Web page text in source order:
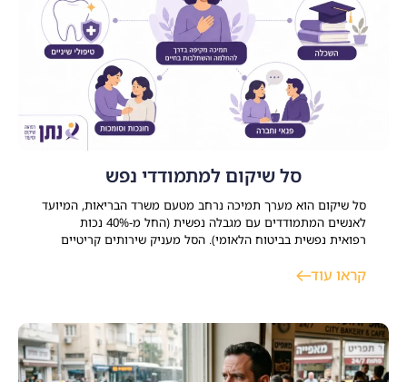
סל שיקום למתמודדי נפש
סל שיקום הוא מערך תמיכה נרחב מטעם משרד הבריאות, המיועד
לאנשים המתמודדים עם מגבלה נפשית (החל מ-40% נכות
רפואית נפשית בביטוח הלאומי). הסל מעניק שירותים קריטיים
ברורה לסייע למשתקמים להשתלב בקהילה ולבנות חיים עצמאיים,
קראו עוד